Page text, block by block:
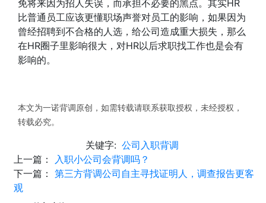
免将来因为招人失误，而承担不必要的黑点。其实HR
比普通员工应该更懂职场声誉对员工的影响，如果因为
曾经招聘到不合格的人选，给公司造成重大损失，那么
在HR圈子里影响很大，对HR以后求职找工作也是会有
影响的。
本文为一诺背调原创，如需转载请联系获取授权，未经授权，
转载必究。
关键字: 公司入职背调
上一篇：
入职小公司会背调吗？
下一篇： 第三方背调公司自主寻找证明人，调查报告更客
观